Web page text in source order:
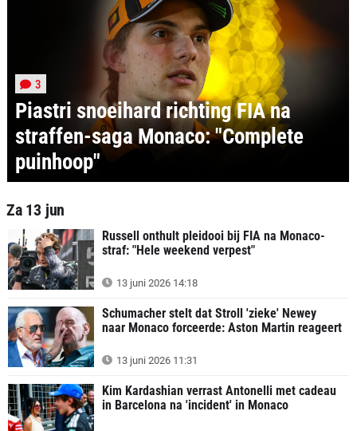
Piastri snoeihard richting FIA na
straffen-saga Monaco: "Complete
puinhoop"
3
Za 13 jun
Russell onthult pleidooi bij FIA na Monaco-
straf: "Hele weekend verpest"
13 juni 2026 14:18
Schumacher stelt dat Stroll 'zieke' Newey
naar Monaco forceerde: Aston Martin reageert
13 juni 2026 11:31
Kim Kardashian verrast Antonelli met cadeau
in Barcelona na 'incident' in Monaco